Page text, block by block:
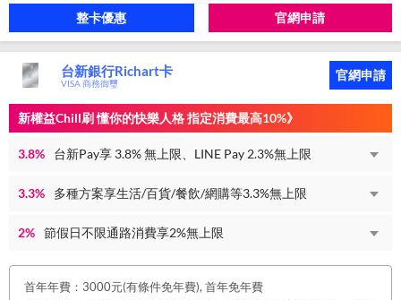
整卡優惠 官網申請
台新銀行Richart卡
VISA 商務御璽
官網申請
新權益Chill刷 懂你的快樂人格 指定消費最高10%》
3.8% 台新Pay享 3.8% 無上限、LINE Pay 2.3%無上限
3.3% 多種方案享生活/百貨/餐飲/網購等3.3%無上限
2% 節假日不限通路消費享2%無上限
首年年費：3000元(有條件免年費), 首年免年費